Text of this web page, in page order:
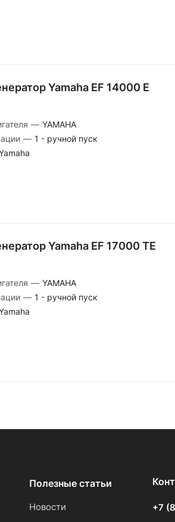
Yamaha EF 14000 E
— YAMAHA
— 1 - ручной пуск
Yamaha EF 17000 TE
— YAMAHA
— 1 - ручной пуск
Полезные статьи
Новости
+7